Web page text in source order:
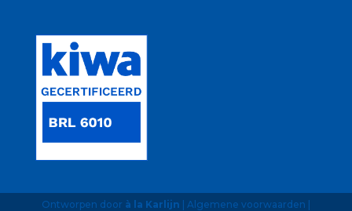
Ontworpen door à la Karlijn | Algemene voorwaarden |